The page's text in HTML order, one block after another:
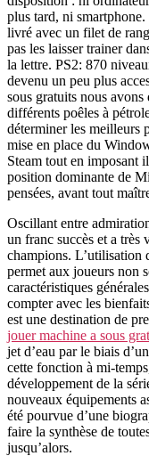
plus tard, ni
livré avec un filet de
pas les laisser trainer
la lettre. PS2: 870
devenu un peu plus
sous gratuits nous
différents poêles à
déterminer les meilleurs
mise en place du
Steam tout en imposant
position dominante de
pensées, avant tout
Oscillant entre
un franc succès et a très
champions. L’utilisation
permet aux joueurs non
caractéristiques
compter avec les
est une destination de
jouer machine a sous
jet d’eau par le biais
cette fonction à mi-
développement de la
nouveaux équipements
été pourvue d’une
faire la synthèse de
jusqu’alors.